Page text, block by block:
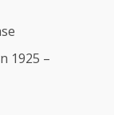
1925 –